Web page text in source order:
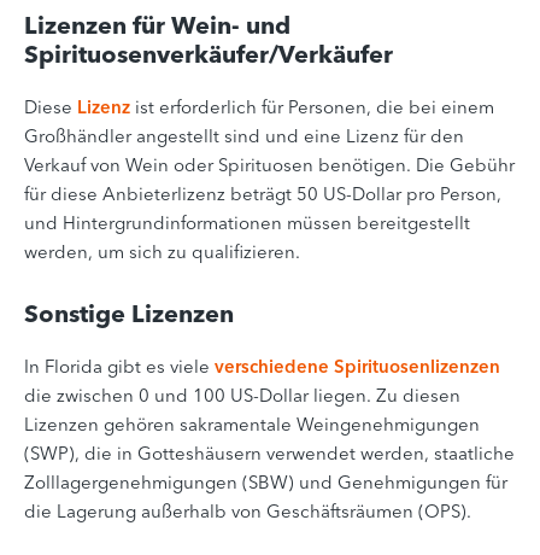
Lizenzen für Wein- und
Spirituosenverkäufer/Verkäufer
Diese Lizenz ist erforderlich für Personen, die bei einem
Großhändler angestellt sind und eine Lizenz für den
Verkauf von Wein oder Spirituosen benötigen. Die Gebühr
für diese Anbieterlizenz beträgt 50 US-Dollar pro Person,
und Hintergrundinformationen müssen bereitgestellt
werden, um sich zu qualifizieren.
Sonstige Lizenzen
In Florida gibt es viele verschiedene Spirituosenlizenzen
die zwischen 0 und 100 US-Dollar liegen. Zu diesen
Lizenzen gehören sakramentale Weingenehmigungen
(SWP), die in Gotteshäusern verwendet werden, staatliche
Zolllagergenehmigungen (SBW) und Genehmigungen für
die Lagerung außerhalb von Geschäftsräumen (OPS).